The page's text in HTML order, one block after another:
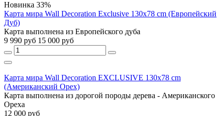
Новинка 33%
Карта мира Wall Decoration Exclusive 130х78 cm (Европейский
Дуб)
Карта выполнена из Европейского дуба
9 990 руб 15 000 руб
Карта мира Wall Decoration EXCLUSIVE 130x78 cm
(Американский Орех)
Карта выполнена из дорогой породы дерева - Американского
Ореха
12 000 руб